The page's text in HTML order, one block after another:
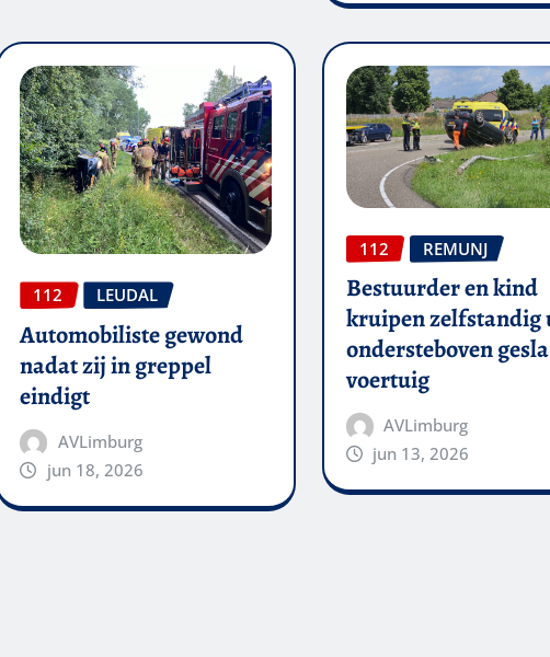
112 LEUDAL
Automobiliste gewond
nadat zij in greppel
eindigt
AVLimburg
jun 18, 2026
112 REMUNJ
Bestuurder en kind
kruipen zelfstandig
ondersteboven
voertuig
AVLimburg
jun 13, 2026